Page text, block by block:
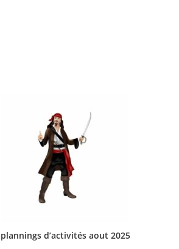
plannings d’activités aout 2025